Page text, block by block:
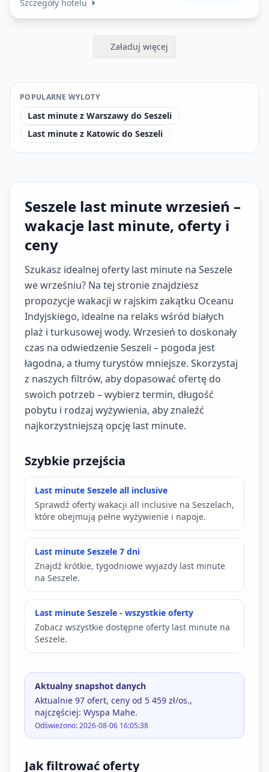
Szczegóły hotelu
Załaduj więcej
POPULARNE WYLOTY
Last minute z Warszawy do Seszeli
Last minute z Katowic do Seszeli
Seszele last minute wrzesień –
wakacje last minute, oferty i
ceny
Szukasz idealnej oferty last minute na Seszele
we wrześniu? Na tej stronie znajdziesz
propozycje wakacji w rajskim zakątku Oceanu
Indyjskiego, idealne na relaks wśród białych
plaż i turkusowej wody. Wrzesień to doskonały
czas na odwiedzenie Seszeli – pogoda jest
łagodna, a tłumy turystów mniejsze. Skorzystaj
z naszych filtrów, aby dopasować ofertę do
swoich potrzeb – wybierz termin, długość
pobytu i rodzaj wyżywienia, aby znaleźć
najkorzystniejszą opcję last minute.
Szybkie przejścia
Last minute Seszele all inclusive
Sprawdź oferty wakacji all inclusive na Seszelach,
które obejmują pełne wyżywienie i napoje.
Last minute Seszele 7 dni
Znajdź krótkie, tygodniowe wyjazdy last minute
na Seszele.
Last minute Seszele - wszystkie oferty
Zobacz wszystkie dostępne oferty last minute na
Seszele.
Aktualny snapshot danych
Aktualnie 97 ofert, ceny od 5 459 zł/os.,
najczęściej: Wyspa Mahe.
Odświeżono: 2026-08-06 16:05:38
Jak filtrować oferty